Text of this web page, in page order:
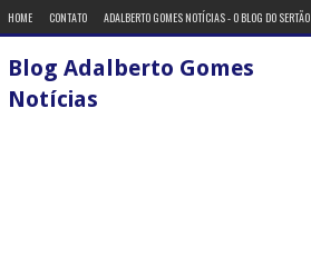
HOME CONTATO ADALBERTO GOMES NOTÍCIAS - O BLOG DO
Blog Adalberto Gomes
Notícias